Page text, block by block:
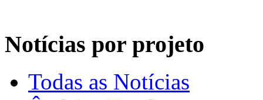
Notícias por projeto
Todas as Notícias